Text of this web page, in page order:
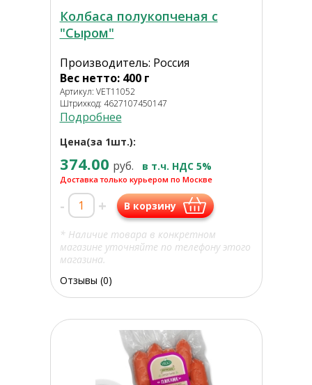
Колбаса полукопченая с
"Сыром"
Производитель: Россия
Вес нетто: 400 г
Артикул: VET11052
Штрихкод: 4627107450147
Подробнее
Цена(за 1шт.):
374.00 руб. в т.ч. НДС 5%
Доставка только курьером по Москве
- + В корзину
* Наличие товара в конкретном
магазине уточняйте по телефону этого
магазина.
Отзывы (0)